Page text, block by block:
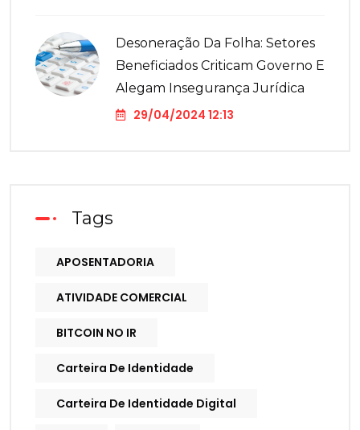
Desoneração Da Folha: Setores
Beneficiados Criticam Governo E
Alegam Insegurança Jurídica
29/04/2024 12:13
Tags
APOSENTADORIA
ATIVIDADE COMERCIAL
BITCOIN NO IR
Carteira De Identidade
Carteira De Identidade Digital